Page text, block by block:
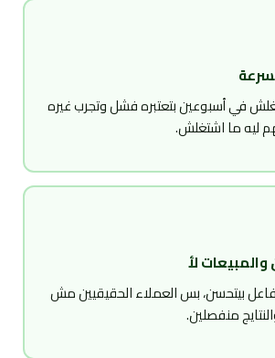
في أسبوعين بتعتبره فشل وتجرب غيره
ليه ما اشتغلش.
والمبيعات لأ
تفاعل بيتحسن، بس العملاء الحقيقيين مش
منفصلين.